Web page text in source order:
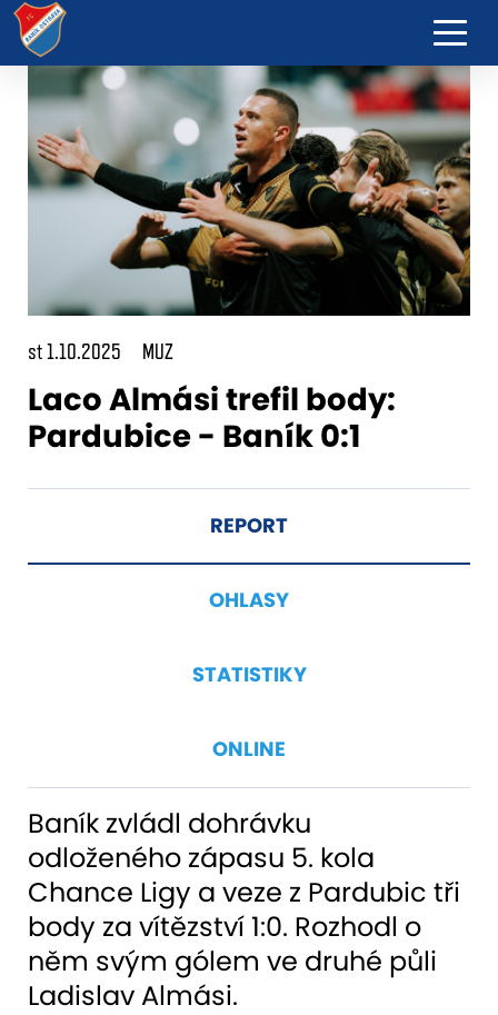
st 1.10.2025 MUZ
Laco Almási trefil body:
Pardubice - Baník 0:1
REPORT
OHLASY
STATISTIKY
ONLINE
Baník zvládl dohrávku
odloženého zápasu 5. kola
Chance Ligy a veze z Pardubic tři
body za vítězství 1:0. Rozhodl o
něm svým gólem ve druhé půli
Ladislav Almási.